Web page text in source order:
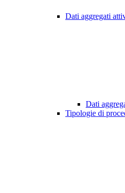
Dati aggregati
Dati
Tipologie di